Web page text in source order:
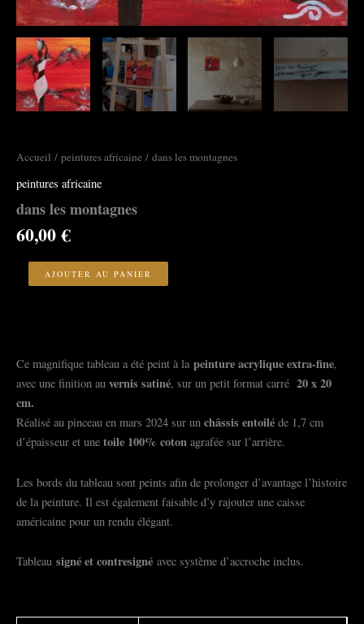
Accueil / peintures africaine / dans les montagnes
peintures africaine
dans les montagnes
60,00€
dans
AJOUTER AU PANIER
Ce magnifique tableau a été peint à la peinture acrylique extra-fine,
avec une finition au vernis satiné, sur un petit format carré 20 x 20
cm.
Réalisé au pinceau en mars 2024 sur un châssis entoilé de 1,7 cm
d’épaisseur et une toile 100% coton agrafée sur l’arrière.
Les bords du tableau sont peints afin de prolonger d’avantage l’histoire
de la peinture. Il est également faisable d’y rajouter une caisse
américaine pour un rendu élégant.
Tableau signé et contresigné avec système d’accroche inclus.